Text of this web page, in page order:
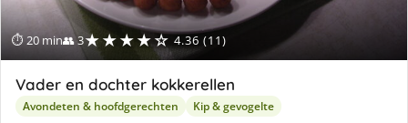
⏱ 20 min👥 3★★★★☆ 4.36 (11)
Vader en dochter kokkerellen
Avondeten & hoofdgerechten Kip & gevogelte